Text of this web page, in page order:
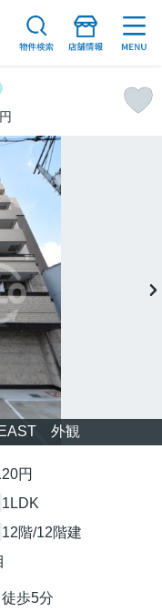
EAST 外観
円
1LDK
12階/12階建
徒歩5分